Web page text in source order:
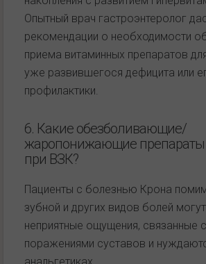
Опытный врач гастроэнтеролог
рекомендации о необходимости
приема витаминных препаратов
уже развившегося дефицита или
профилактики.
6. Какие обезболивающие/
жаропонижающие
при ВЗК?
Пациенты с болезнью Крона
зубной и других видов болей
неприятные ощущения, связанные
поражениями суставов и